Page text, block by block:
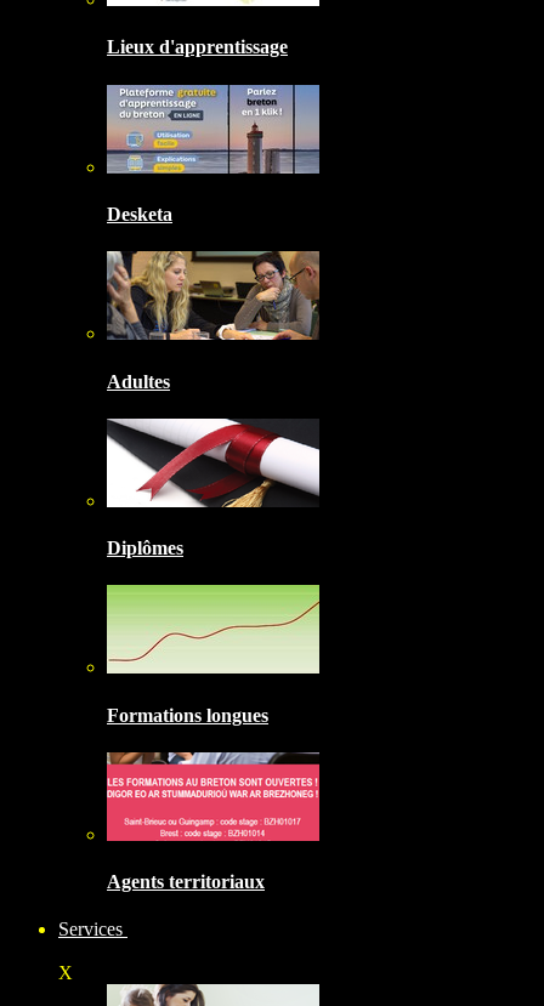
Lieux d'apprentissage
Desketa
Adultes
Diplômes
Formations longues
Agents territoriaux
Services
X